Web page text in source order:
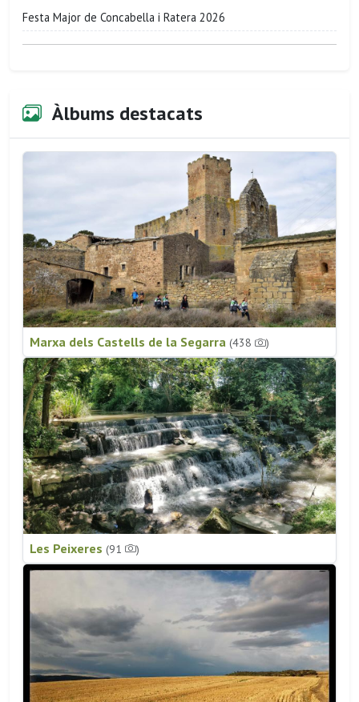
Festa Major de Concabella i Ratera 2026
Àlbums destacats
Marxa dels Castells de la Segarra (438 )
Les Peixeres (91 )